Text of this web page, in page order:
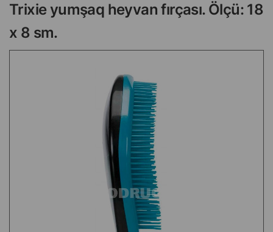
Trixie yumşaq heyvan fırçası. Ölçü: 18
x 8 sm.